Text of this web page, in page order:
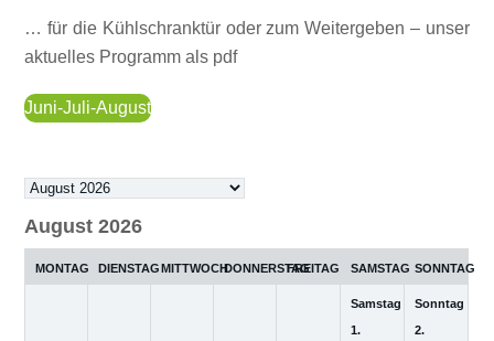
… für die Kühlschranktür oder zum Weitergeben – unser
aktuelles Programm als pdf
Juni-Juli-August
Auswahl
Monats
August 2026
MONTAG DIENSTAGMITTWOCHDONNERSTAGFREITAG SAMSTAG SONNTAG
Samstag
1.
Sonntag
2.